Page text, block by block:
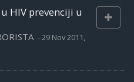
HIV prevenciji u
-29 Nov 2011,